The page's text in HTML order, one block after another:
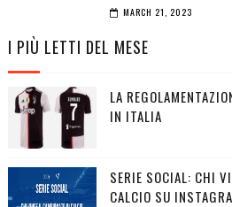
MARCH 21, 2023
I PIÙ LETTI DEL MESE
LA
IN ITALIA
SERIE SOCIAL: CHI
CALCIO SU